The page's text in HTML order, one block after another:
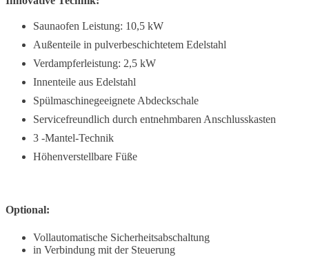
Saunaofen Leistung: 10,5 kW
Außenteile in pulverbeschichtetem Edelstahl
Verdampferleistung: 2,5 kW
Innenteile aus Edelstahl
Spülmaschinegeeignete Abdeckschale
Servicefreundlich durch entnehmbaren Anschlusskasten
3 -Mantel-Technik
Höhenverstellbare Füße
Optional:
Vollautomatische Sicherheitsabschaltung
in Verbindung mit der Steuerung